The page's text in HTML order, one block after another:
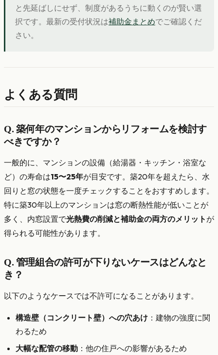
と先延ばしにせず、制度があるうちに動くのが賢い選
択です。最新の受付状況は補助金まとめでご確認くだ
さい。
よくある質問
Q. 築何年のマンションからリフォームを検討す
べきですか？
一般的に、マンションの設備（給湯器・キッチン・浴室な
ど）の寿命は15〜25年が目安です。築20年を超えたら、水
回りと窓の状態を一度チェックすることをおすすめします。
特に築30年以上のマンションは窓の断熱性能が低いことが
多く、内窓設置で光熱費の削減と補助金の両方のメリット が
得られる可能性があります。
Q. 管理組合の許可が下りないケースはどんなと
き？
以下のようなケースでは不許可になることがあります。
構造壁（コンクリート壁）への穴あけ ：建物の強度に関
わるため
大幅な配管の移動 ：他の住戸への影響があるため